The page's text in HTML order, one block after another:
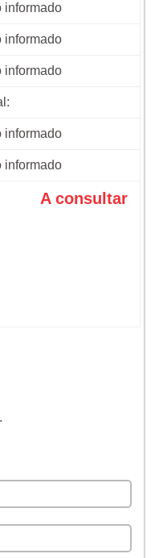
informado
informado
informado
informado
informado
A consultar